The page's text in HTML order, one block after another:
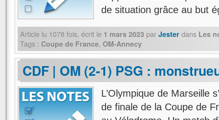
de situation grâce au but
Article lu 1078 fois, écrit le 1 mars 2023 par Jester dans Les
Tags : Coupe de France, OM-Annecy
CDF | OM (2-1) PSG :
L’Olympique de Marseille
de finale de la Coupe de